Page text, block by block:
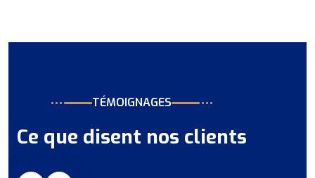
TÉMOIGNAGES
Ce que disent nos clients